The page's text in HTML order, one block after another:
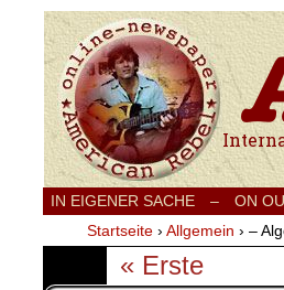
IN EIGENER SACHE – ON
Startseite › Allgemein › –
« Erste